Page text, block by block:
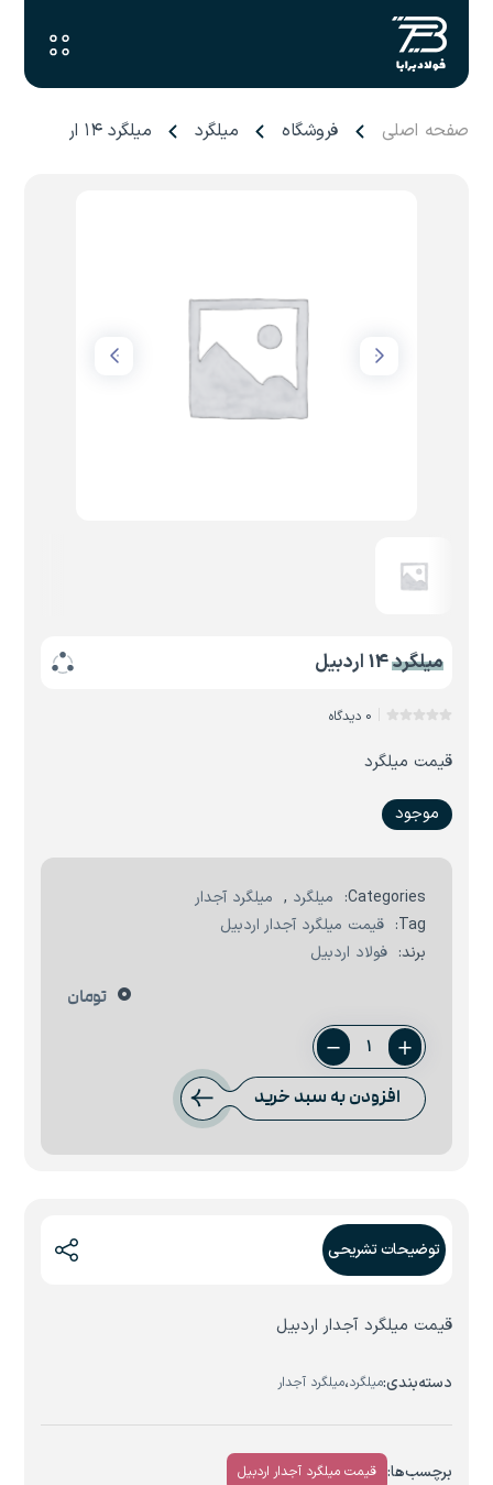
صفحه اصلی فروشگاه میلگرد میلگرد ۱۴ اردبیل
میلگرد 14 اردبیل
0 دیدگاه
قیمت میلگرد
موجود
Categories: میلگرد , میلگرد آجدار
Tag:
قیمت میلگرد آجدار اردبیل
برند: فولاد اردبیل
0 تومان
میلگرد
14
اردبیل
افزودن به سبد خرید
توضیحات تشریحی
قیمت میلگرد آجدار اردبیل
دسته‌بندی:میلگرد،میلگرد آجدار
برچسب‌ها: قیمت میلگرد آجدار اردبیل